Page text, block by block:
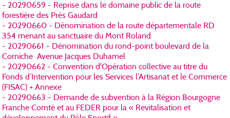
- 20290659 - Reprise dans le domaine public de la route
forestière des Prés Gaudard
- 20290660 - Dénomination de la route départementale RD
354 menant au sanctuaire du Mont Roland
- 20290661 - Dénomination du rond-point boulevard de la
Corniche Avenue Jacques Duhamel
- 20290662 - Convention d'Opération collective au titre du
Fonds d’Intervention pour les Services l’Artisanat et le Commerce
(FISAC) + Annexe
- 20290663 - Demande de subvention à la Région Bourgogne
Franche Comté et au FEDER pour la « Revitalisation et